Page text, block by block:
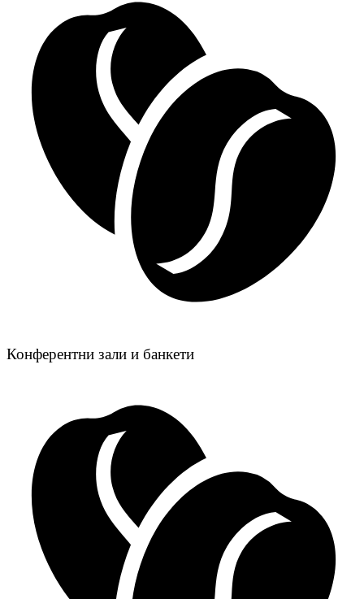
Конферентни зали и банкети